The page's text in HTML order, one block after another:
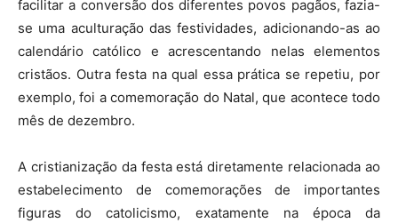
facilitar a conversão dos diferentes povos pagãos, fazia-
se uma aculturação das festividades, adicionando-as ao
calendário católico e acrescentando nelas elementos
cristãos. Outra festa na qual essa prática se repetiu, por
exemplo, foi a comemoração do Natal, que acontece todo
mês de dezembro.
A cristianização da festa está diretamente relacionada ao
estabelecimento de comemorações de importantes
figuras do catolicismo, exatamente na época da